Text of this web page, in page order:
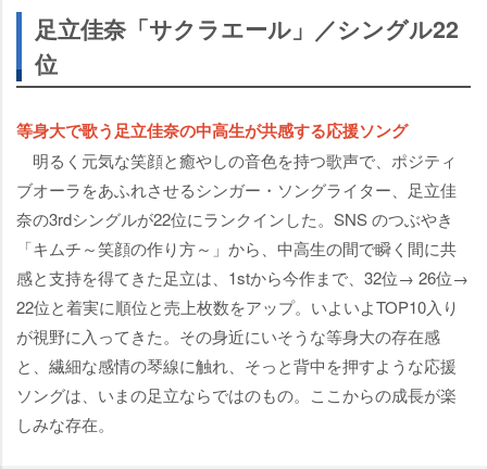
足立佳奈「サクラエール」／シングル22
位
等身大で歌う足立佳奈の中高生が共感する応援ソング
明るく元気な笑顔と癒やしの音色を持つ歌声で、ポジティ
ブオーラをあふれさせるシンガー・ソングライター、足立佳
奈の3rdシングルが22位にランクインした。SNS のつぶやき
「キムチ～笑顔の作り方～」から、中高生の間で瞬く間に共
感と支持を得てきた足立は、1stから今作まで、32位→ 26位→
22位と着実に順位と売上枚数をアップ。いよいよTOP10入り
が視野に入ってきた。その身近にいそうな等身大の存在感
と、繊細な感情の琴線に触れ、そっと背中を押すような応援
ソングは、いまの足立ならではのもの。ここからの成長が楽
しみな存在。